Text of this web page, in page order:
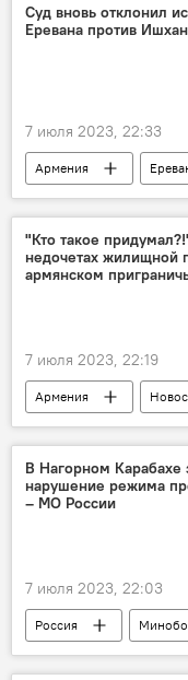
Суд вновь отклонил
Еревана против
7 июля 2023, 22:33
Армения
иск
Общество
"Кто такое
недочетах жилищной
армянском
7 июля 2023, 22:19
Армения
приграничье
кредит
В Нагорном Карабахе
нарушение режима
– МО России
7 июля 2023, 22:03
Россия
Нагорный Карабах